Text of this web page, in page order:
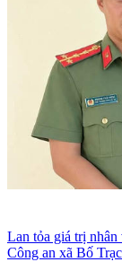
Lan tỏa giá trị
Công an xã Bố